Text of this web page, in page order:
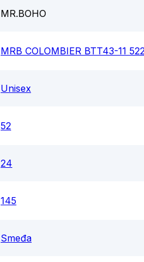
MR.BOHO
MRB COLOMBIER BTT43-11
Unisex
52
24
145
Smeđa